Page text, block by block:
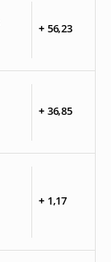
+ 56,23
+ 36,85
+ 1,17